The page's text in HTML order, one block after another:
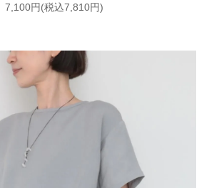
7,100円(税込7,810円)